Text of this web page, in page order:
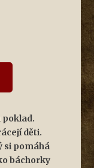
poklad.
děti.
si pomáhá
báchorky